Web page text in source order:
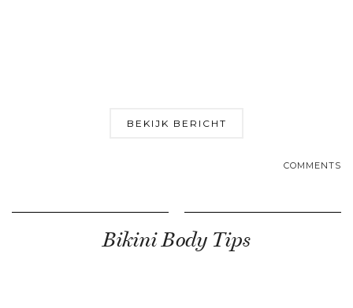
BEKIJK BERICHT
COMMENTS
Bikini Body Tips